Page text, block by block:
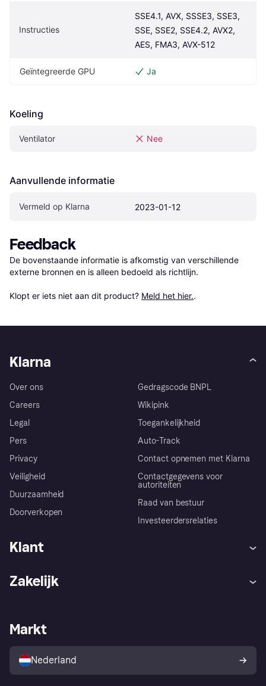
Instructies
SSE4.1, AVX, SSSE3, SSE3,
SSE, SSE2, SSE4.2, AVX2,
AES, FMA3, AVX-512
Geïntegreerde GPU Ja
Koeling
Ventilator Nee
Aanvullende informatie
Vermeld op Klarna 2023-01-12
Feedback
De bovenstaande informatie is afkomstig van verschillende
externe bronnen en is alleen bedoeld als richtlijn.
Klopt er iets niet aan dit product? Meld het hier..
Klarna
Over ons
Careers
Legal
Pers
Privacy
Veiligheid
Duurzaamheid
Doorverkopen
Gedragscode BNPL
Wikipink
Toegankelijkheid
Auto-Track
Contact opnemen met Klarna
Contactgegevens voor
autoriteiten
Raad van bestuur
Investeerdersrelaties
Klant
Winkeloverzicht
Kopersbescherming voor
consumenten
Zakelijk
Zakelijke login
Markt
Nederland